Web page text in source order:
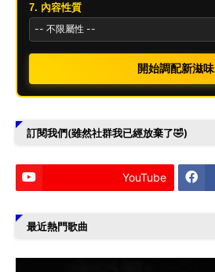
7. 內容性質
開始調配新滋味
訂閱我們(雖然社群我已經放棄了🤣)
YouTube
最近熱門歌曲